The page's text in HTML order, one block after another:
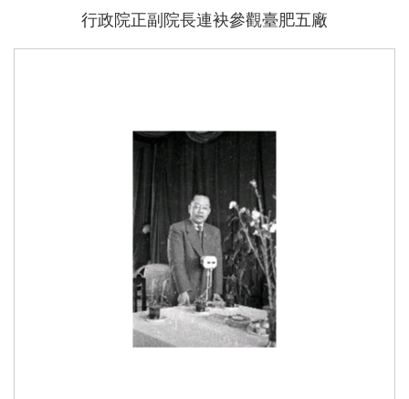
行政院正副院長連袂參觀臺肥五廠